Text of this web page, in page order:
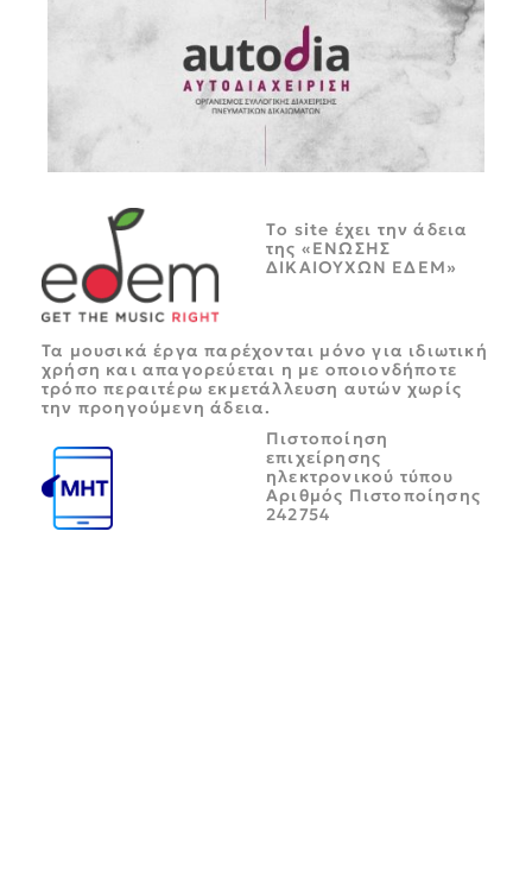
Tο site έχει την άδεια
της «ΕΝΩΣΗΣ
ΔΙΚΑΙΟΥΧΩΝ ΕΔΕΜ»
Τα μουσικά έργα παρέχονται μόνο για ιδιωτική
χρήση και απαγορεύεται η με οποιονδήποτε
τρόπο περαιτέρω εκμετάλλευση αυτών χωρίς
την προηγούμενη άδεια.
Πιστοποίηση
επιχείρησης
ηλεκτρονικού τύπου
Αριθμός Πιστοποίησης
242754